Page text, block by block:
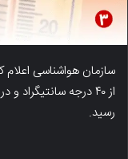
سازمان هواشناسی
رسید.